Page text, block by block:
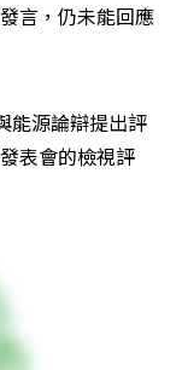
言，仍未能回應
能源論辯提出評
表會的檢視評